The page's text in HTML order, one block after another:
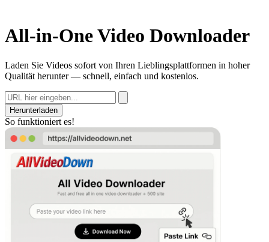
All-in-One Video Downloader
Laden Sie Videos sofort von Ihren Lieblingsplattformen in hoher
Qualität herunter — schnell, einfach und kostenlos.
Herunterladen
So funktioniert es!